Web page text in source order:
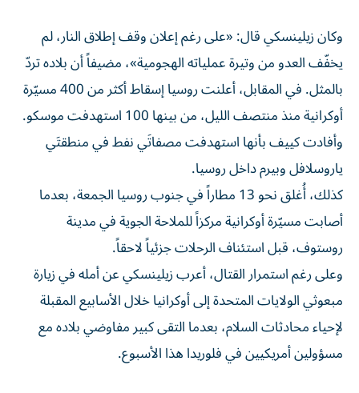
وكان زيلينسكي قال: «على رغم إعلان وقف إطلاق النار، لم
يخفّف العدو من وتيرة عملياته الهجومية»، مضيفاً أن بلاده تردّ
بالمثل. في المقابل، أعلنت روسيا إسقاط أكثر من 400 مسيّرة
أوكرانية منذ منتصف الليل، من بينها 100 استهدفت موسكو.
وأفادت كييف بأنها استهدفت مصفاتَي نفط في منطقتَي
ياروسلافل وبيرم داخل روسيا.
كذلك، أُغلق نحو 13 مطاراً في جنوب روسيا الجمعة، بعدما
أصابت مسيّرة أوكرانية مركزاً للملاحة الجوية في مدينة
روستوف، قبل استئناف الرحلات جزئياً لاحقاً.
وعلى رغم استمرار القتال، أعرب زيلينسكي عن أمله في زيارة
مبعوثي الولايات المتحدة إلى أوكرانيا خلال الأسابيع المقبلة
لإحياء محادثات السلام، بعدما التقى كبير مفاوضي بلاده مع
مسؤولين أمريكيين في فلوريدا هذا الأسبوع.